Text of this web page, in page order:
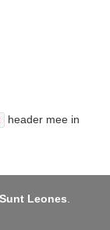
header mee in
Leones.